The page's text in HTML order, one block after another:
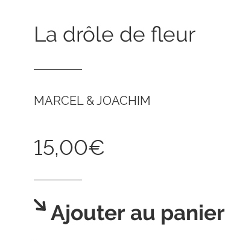
la drôle de fleur
MARCEL & JOACHIM
15,00€
Ajouter au panier